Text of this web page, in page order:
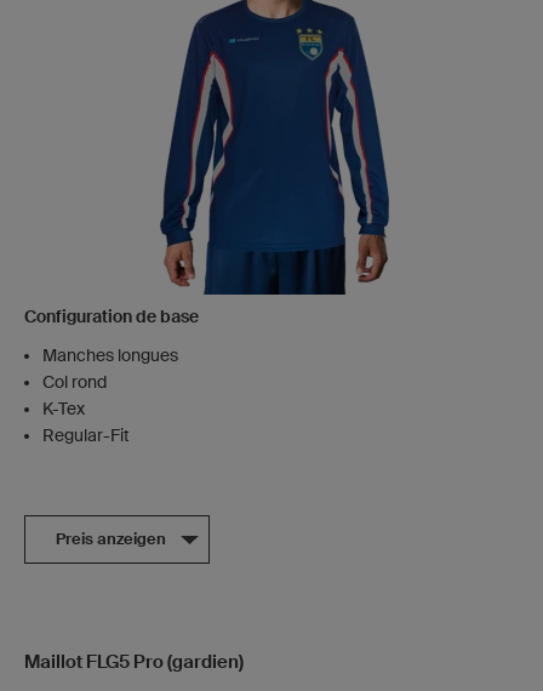
Configuration de base
Manches longues
Col rond
K-Tex
Regular-Fit
Preis anzeigen
Maillot FLG5 Pro (gardien)